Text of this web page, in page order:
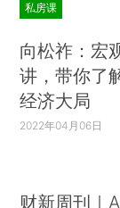
私房课
向松祚：宏
讲，带你了
经济大局
2022年04月06日
财新周刊｜